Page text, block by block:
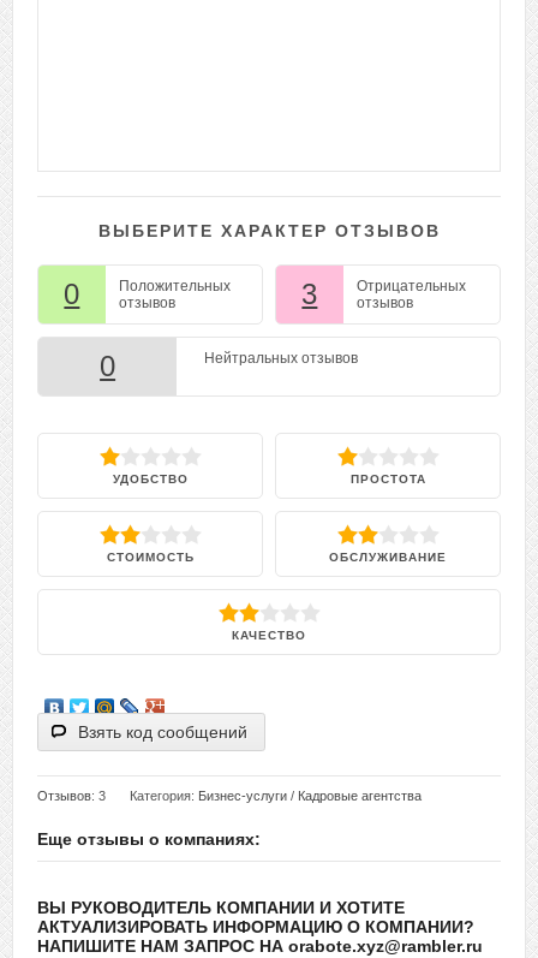
ВЫБЕРИТЕ ХАРАКТЕР ОТЗЫВОВ
0
Положительных
отзывов
3
Отрицательных
отзывов
0 Нейтральных отзывов
УДОБСТВО ПРОСТОТА
СТОИМОСТЬ ОБСЛУЖИВАНИЕ
КАЧЕСТВО
Взять код сообщений
Отзывов: 3 Категория: Бизнес-услуги / Кадровые агентства
Еще отзывы о компаниях:
ВЫ РУКОВОДИТЕЛЬ КОМПАНИИ И ХОТИТЕ
АКТУАЛИЗИРОВАТЬ ИНФОРМАЦИЮ О КОМПАНИИ?
НАПИШИТЕ НАМ ЗАПРОС НА orabote.xyz@rambler.ru